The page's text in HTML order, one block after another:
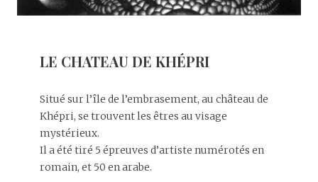
LE CHATEAU DE KHÉPRI
Situé sur l’île de l’embrasement, au château de
Khépri, se trouvent les êtres au visage
mystérieux.
Il a été tiré 5 épreuves d’artiste numérotés en
romain, et 50 en arabe.